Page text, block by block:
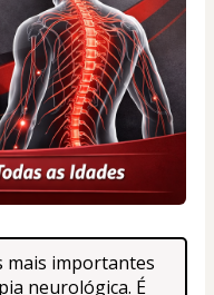
mais importantes
neurológica. É